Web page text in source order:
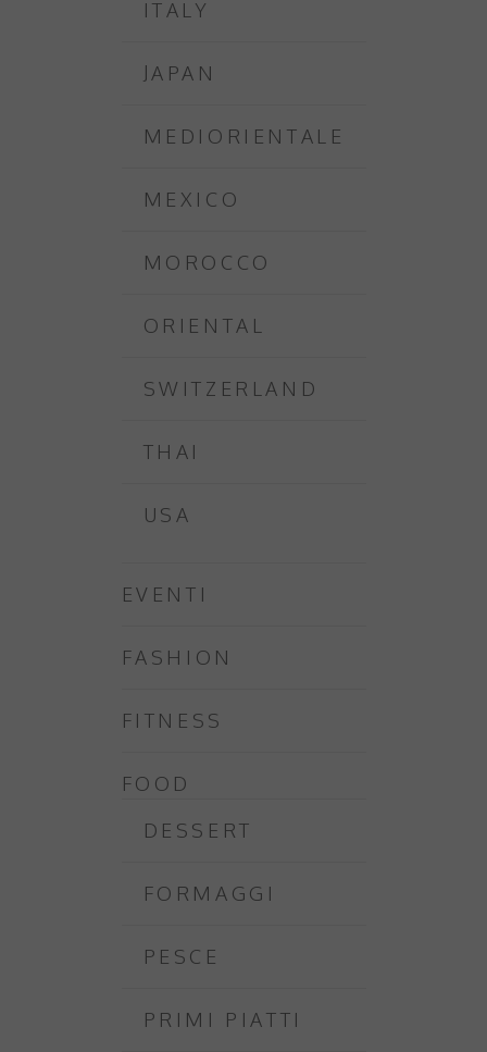
ITALY
JAPAN
MEDIORIENTALE
MEXICO
MOROCCO
ORIENTAL
SWITZERLAND
THAI
USA
EVENTI
FASHION
FITNESS
FOOD
DESSERT
FORMAGGI
PESCE
PRIMI PIATTI